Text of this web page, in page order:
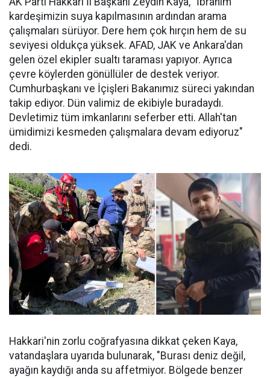
kardeşimizin suya kapılmasının ardından arama
çalışmaları sürüyor. Dere hem çok hırçın hem de su
seviyesi oldukça yüksek. AFAD, JAK ve Ankara'dan
gelen özel ekipler sualtı taraması yapıyor. Ayrıca
çevre köylerden gönüllüler de destek veriyor.
Cumhurbaşkanı ve İçişleri Bakanımız süreci yakından
takip ediyor. Dün valimiz de ekibiyle buradaydı.
Devletimiz tüm imkanlarını seferber etti. Allah'tan
ümidimizi kesmeden çalışmalara devam ediyoruz"
dedi.
Hakkari'nin zorlu coğrafyasına dikkat çeken Kaya,
vatandaşlara uyarıda bulunarak, "Burası deniz değil,
ayağın kaydığı anda su affetmiyor. Bölgede benzer